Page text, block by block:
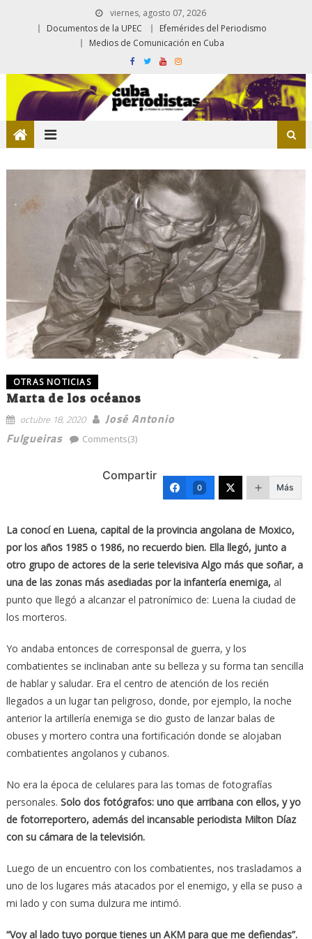
viernes, agosto 07, 2026
Documentos de la UPEC
Efemérides del Periodismo
Medios de Comunicación en Cuba
OTRAS NOTICIAS
Marta de los océanos
octubre 18, 2020
José Antonio
Fulgueiras
Comments(3)
Compartir
0 Más
La conocí en Luena, capital de la provincia angolana de Moxico,
por los años 1985 o 1986, no recuerdo bien. Ella llegó, junto a
otro grupo de actores de la serie televisiva Algo más que soñar, a
una de las zonas más asediadas por la infantería enemiga, al
punto que llegó a alcanzar el patronímico de: Luena la ciudad de
los morteros.
Yo andaba entonces de corresponsal de guerra, y los
combatientes se inclinaban ante su belleza y su forma tan sencilla
de hablar y saludar. Era el centro de atención de los recién
llegados a un lugar tan peligroso, donde, por ejemplo, la noche
anterior la artillería enemiga se dio gusto de lanzar balas de
obuses y mortero contra una fortificación donde se alojaban
combatientes angolanos y cubanos.
No era la época de celulares para las tomas de fotografías
personales. Solo dos fotógrafos: uno que arribana con ellos, y yo
de fotorreportero, además del incansable periodista Milton Díaz
con su cámara de la televisión.
Luego de un encuentro con los combatientes, nos trasladamos a
uno de los lugares más atacados por el enemigo, y ella se puso a
mi lado y con suma dulzura me intimó.
“Voy al lado tuyo porque tienes un AKM para que me defiendas”.